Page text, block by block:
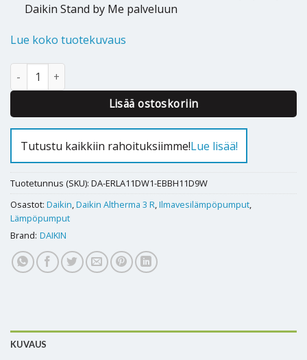
Daikin Stand by Me palveluun
Lue koko tuotekuvaus
Ilmavesilämpöpumppu Daikin Altherma 3R W 11kW määrä
Lisää ostoskoriin
Alternative:
Tutustu kaikkiin rahoituksiimme!Lue lisää!
Tuotetunnus (SKU): DA-ERLA11DW1-EBBH11D9W
Osastot: Daikin,Daikin Altherma 3 R,Ilmavesilämpöpumput,
Lämpöpumput
Brand: DAIKIN
KUVAUS